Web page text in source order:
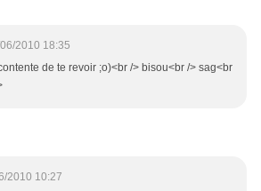
2010 18:35
de te revoir ;o)<br /> bisou<br /> sag<br
2010 10:27